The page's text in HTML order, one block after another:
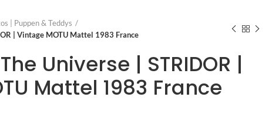
| Puppen & Teddys
| Vintage MOTU Mattel 1983 France
Universe | STRIDOR |
Mattel 1983 France